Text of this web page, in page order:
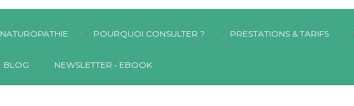
NATUROPATHIE POURQUOI CONSULTER ? PRESTATIONS & TARIFS
BLOG NEWSLETTER • EBOOK